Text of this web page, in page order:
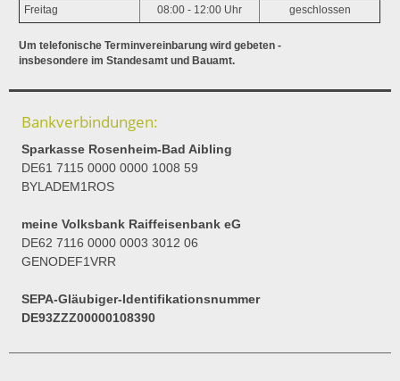
Freitag 08:00 - 12:00 Uhr geschlossen
Um telefonische Terminvereinbarung wird gebeten -
insbesondere im Standesamt und Bauamt.
Bankverbindungen:
Sparkasse Rosenheim-Bad Aibling
DE61 7115 0000 0000 1008 59
BYLADEM1ROS
meine Volksbank Raiffeisenbank eG
DE62 7116 0000 0003 3012 06
GENODEF1VRR
SEPA-Gläubiger-Identifikationsnummer
DE93ZZZ00000108390